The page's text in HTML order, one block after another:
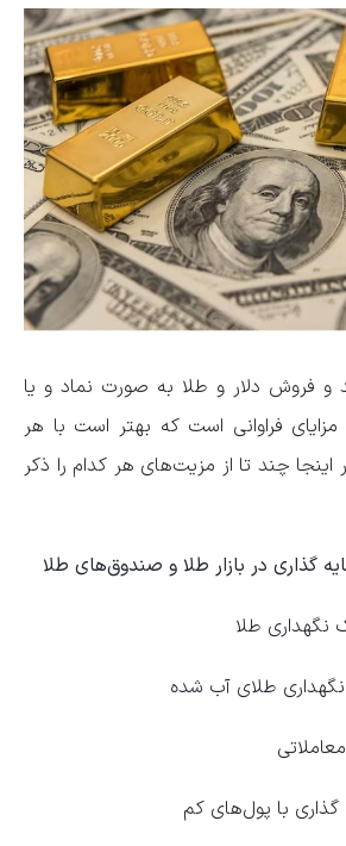
و فروش دلار و طلا به صورت نماد و یا
مزایای فراوانی است که بهتر است با هر
اینجا چند تا از مزیت‌های هر کدام را ذکر
گذاری در بازار طلا و صندوق‌های طلا
طلا
طلای آب شده
با پول‌های کم